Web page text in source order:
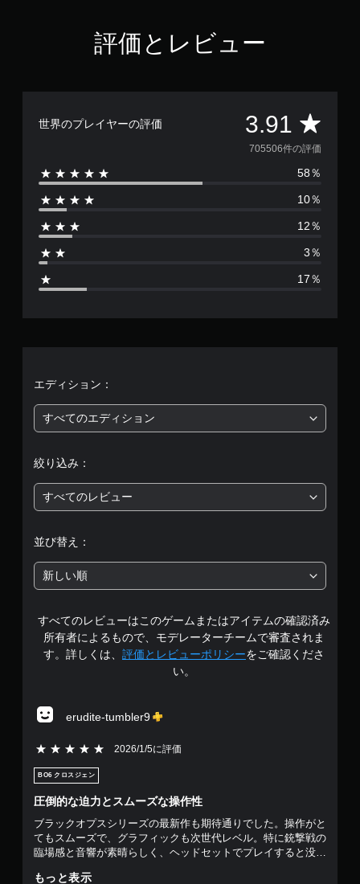
評価とレビュー
世界のプレイヤーの評価 3.91 評
価
数
は
0
、
均
評
は
5
段
階
1
で
705506件の評価
58％
10％
12％
3％
17％
エディション：
すべてのエディション
絞り込み：
すべてのレビュー
並び替え：
新しい順
すべてのレビューはこのゲームまたはアイテムの確認済み
所有者によるもので、モデレーターチームで審査されま
す。詳しくは、 評価とレビューポリシーをご確認くださ
い。
erudite-tumbler9
5段階評価の5 2026/1/5に評価
BO6 クロスジェン
圧倒的な迫力とスムーズな操作性
ブラックオプスシリーズの最新作も期待通りでした。操作がと
てもスムーズで、グラフィックも次世代レベル。特に銃撃戦の
臨場感と音響が素晴らしく、ヘッドセットでプレイすると没入
が良く、マッチングも速いのでストレスなしで楽しめます。個
もっと表示